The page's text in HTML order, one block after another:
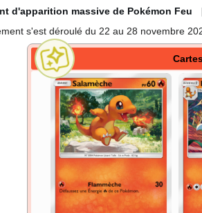
d'apparition massive de Pokémon Feu
s'est déroulé du 22 au 28 novembre